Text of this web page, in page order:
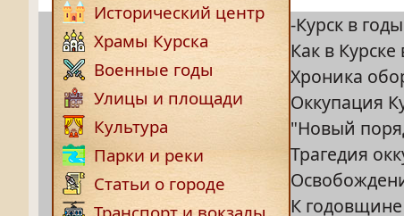
Исторический центр
Храмы Курска
Военные годы
Улицы и площади
Культура
Парки и реки
Статьи о городе
-Курск в
Как в
Хроника
Оккупация
"Новый
Трагедия
К